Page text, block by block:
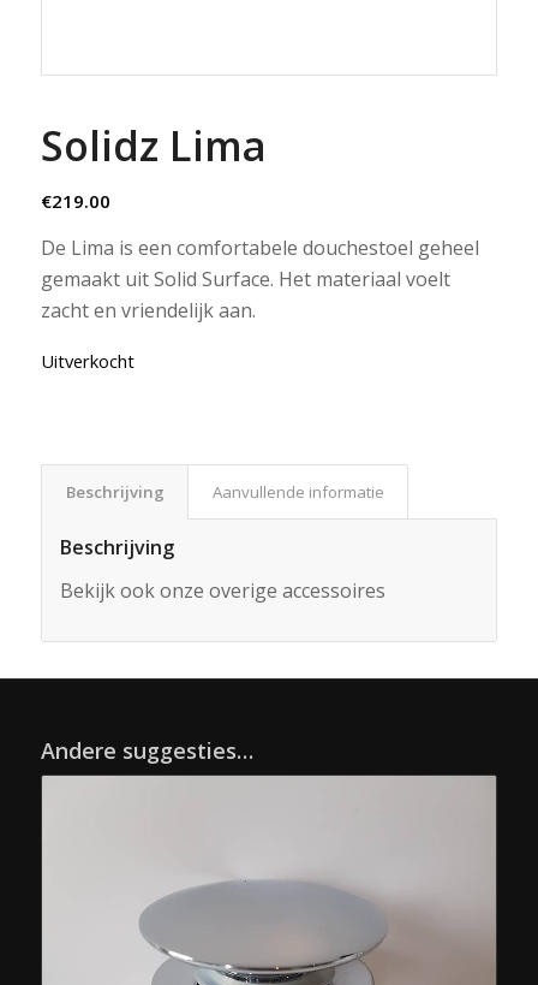
Solidz Lima
€219.00
De Lima is een comfortabele douchestoel geheel
gemaakt uit Solid Surface. Het materiaal voelt
zacht en vriendelijk aan.
Uitverkocht
Beschrijving Aanvullende informatie
Beschrijving
Bekijk ook onze overige accessoires
Andere suggesties…